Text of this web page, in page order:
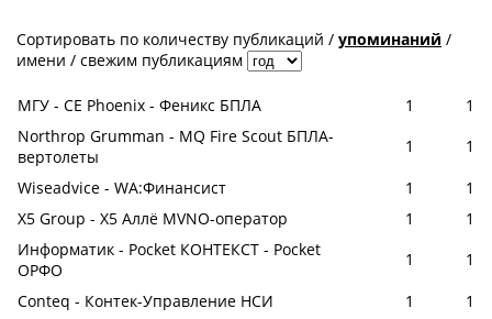
Сортировать по количеству публикаций / упоминаний /
имени / свежим публикациям
МГУ - CE Phoenix - Феникс БПЛА 1
1
Northrop Grumman - MQ Fire Scout БПЛА-
вертолеты
1
1
Wiseadvice - WA:Финансист
1
1
X5 Group - X5 Аллё MVNO-оператор
1
1
Информатик - Pocket КОНТЕКСТ - Pocket
ОРФО
1
1
Conteq - Контек-Управление НСИ
1
1